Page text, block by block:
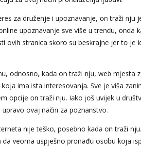
za druženje i upoznavanje, on traži
upoznavanje sve više u trendu, onda
ovih stranica skoro su beskrajne jer to
odnosno, kada on traži nju, web mjesta
ima ista interesovanja. Sve je viša
opcije on traži nju. Iako još uvijek u
ovaj način za poznanstvo.
nije teško, posebno kada on traži
veoma uspješno pronađu osobu koja